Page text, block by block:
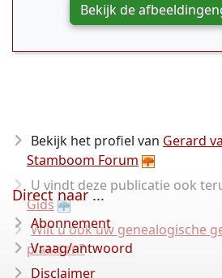
Bekijk de
Bekijk het profiel van Gerard
Stamboom Forum
U vindt deze publicatie ook
Gids
Wilt u ook uw genealogische
plaatsen?
Direct naar ...
Abonnement
Vraag/antwoord
Disclaimer